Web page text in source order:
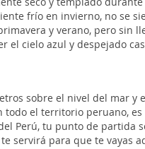
frío en invierno, no se
y verano, pero sin
el cielo azul y despejado
sobre el nivel del mar y
el territorio peruano,
Perú, tu punto de partida
servirá para que te vayas